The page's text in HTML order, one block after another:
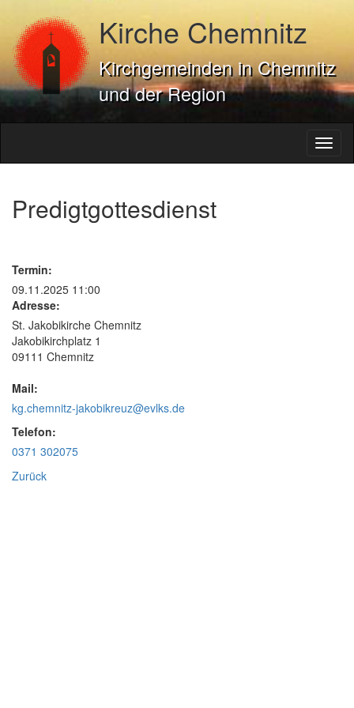
Kirche Chemnitz
Kirchgemeinden in Chemnitz
und der Region
Predigtgottesdienst
Termin:
09.11.2025 11:00
Adresse:
St. Jakobikirche Chemnitz
Jakobikirchplatz 1
09111 Chemnitz
Mail:
kg.chemnitz-jakobikreuz@evlks.de
Telefon:
0371 302075
Zurück